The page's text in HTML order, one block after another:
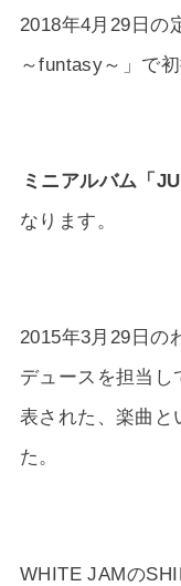
2018年4月29日の
～funtasy～」で
ミニアルバム「
なります。
2015年3月29日の
デュースを担当し
表された、楽曲と
た。
WHITE JAMの